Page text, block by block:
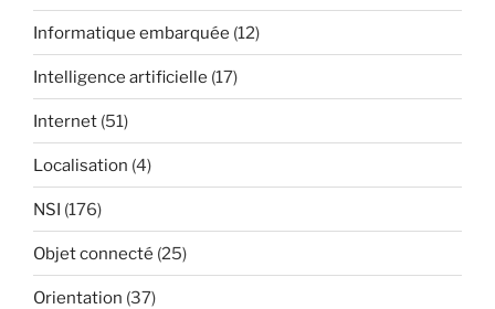
Informatique embarquée (12)
Intelligence artificielle (17)
Internet (51)
Localisation (4)
NSI (176)
Objet connecté (25)
Orientation (37)